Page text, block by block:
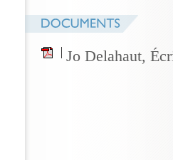
Jo Delahaut,